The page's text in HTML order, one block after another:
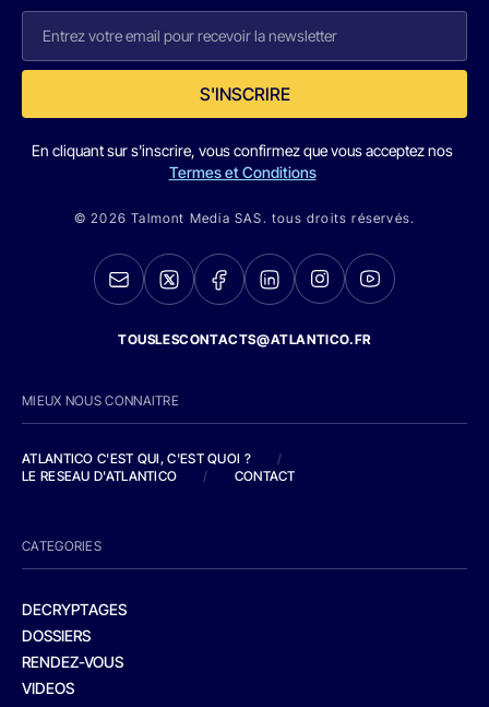
S'INSCRIRE
En cliquant sur s'inscrire, vous confirmez que vous acceptez nos
Termes et Conditions
© 2026 Talmont Media SAS. tous droits réservés.
TOUSLESCONTACTS@ATLANTICO.FR
MIEUX NOUS CONNAITRE
ATLANTICO C'EST QUI, C'EST QUOI ?
/
LE RESEAU D'ATLANTICO
/ CONTACT
CATEGORIES
DECRYPTAGES
DOSSIERS
RENDEZ-VOUS
VIDEOS